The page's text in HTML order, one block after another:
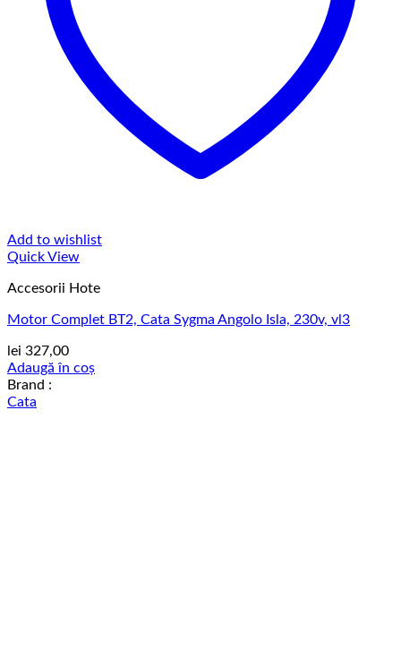
Add to wishlist
Quick View
Accesorii Hote
Motor Complet BT2, Cata Sygma Angolo Isla, 230v, vl3
lei 327,00
Adaugă în coș
Brand :
Cata